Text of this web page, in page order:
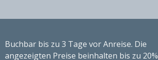
Buchbar bis zu 3 Tage vor Anreise. Die
angezeigten Preise beinhalten bis zu 20%